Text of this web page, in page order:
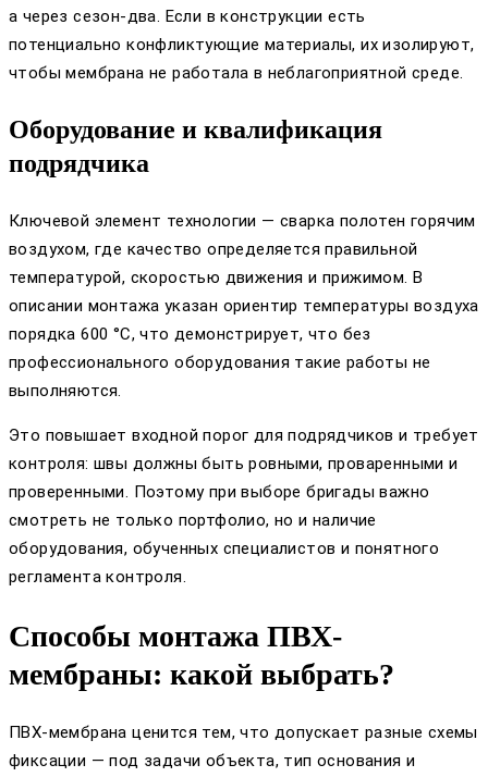
а через сезон‑два. Если в конструкции есть
потенциально конфликтующие материалы, их изолируют,
чтобы мембрана не работала в неблагоприятной среде.
Оборудование и квалификация
подрядчика
Ключевой элемент технологии — сварка полотен горячим
воздухом, где качество определяется правильной
температурой, скоростью движения и прижимом. В
описании монтажа указан ориентир температуры воздуха
порядка 600 °C, что демонстрирует, что без
профессионального оборудования такие работы не
выполняются.
Это повышает входной порог для подрядчиков и требует
контроля: швы должны быть ровными, проваренными и
проверенными. Поэтому при выборе бригады важно
смотреть не только портфолио, но и наличие
оборудования, обученных специалистов и понятного
регламента контроля.
Способы монтажа ПВХ-
мембраны: какой выбрать?
ПВХ-мембрана ценится тем, что допускает разные схемы
фиксации — под задачи объекта, тип основания и